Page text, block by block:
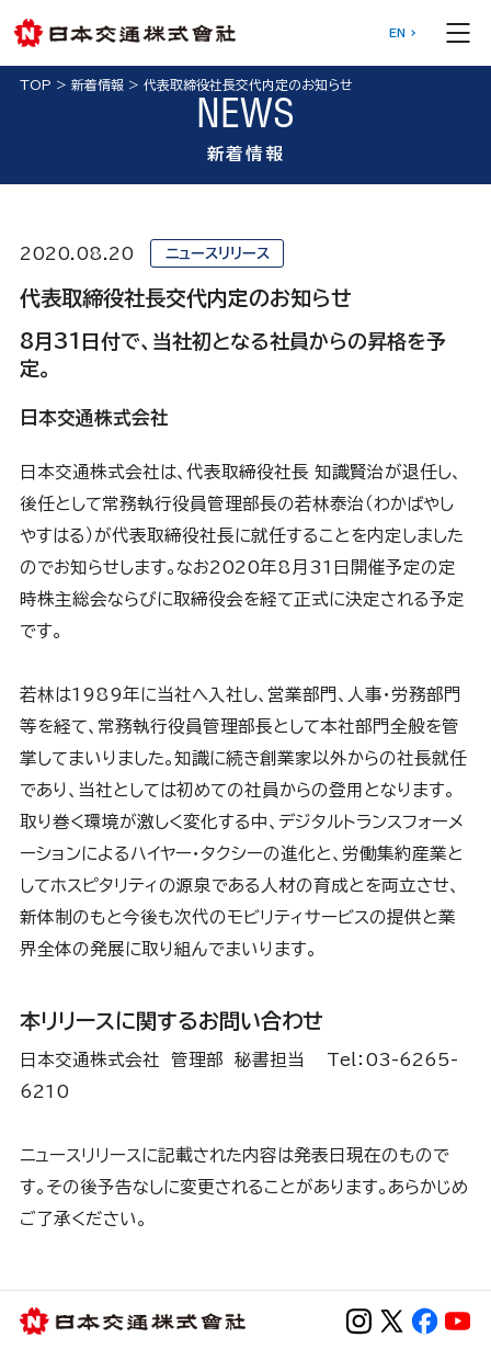
EN
TOP > 新着情報> 代表取締役社長交代内定のお知らせ
NEWS
新着情報
2020.08.20 ニュースリリース
代表取締役社長交代内定のお知らせ
8月31日付で、当社初となる社員からの昇格を予
定。
日本交通株式会社
日本交通株式会社は、代表取締役社長 知識賢治が退任し、
後任として常務執行役員管理部長の若林泰治（わかばやし
やすはる）が代表取締役社長に就任することを内定しました
のでお知らせします。なお2020年8月31日開催予定の定
時株主総会ならびに取締役会を経て正式に決定される予定
です。
若林は1989年に当社へ入社し、営業部門、人事・労務部門
等を経て、常務執行役員管理部長として本社部門全般を管
掌してまいりました。知識に続き創業家以外からの社長就任
であり、当社としては初めての社員からの登用となります。
取り巻く環境が激しく変化する中、デジタルトランスフォーメ
ーションによるハイヤー・タクシーの進化と、労働集約産業と
してホスピタリティの源泉である人材の育成とを両立させ、
新体制のもと今後も次代のモビリティサービスの提供と業
界全体の発展に取り組んでまいります。
本リリースに関するお問い合わせ
日本交通株式会社 管理部 秘書担当 Tel：03-6265-
6210
ニュースリリースに記載された内容は発表日現在のもので
す。その後予告なしに変更されることがあります。あらかじめ
ご了承ください。